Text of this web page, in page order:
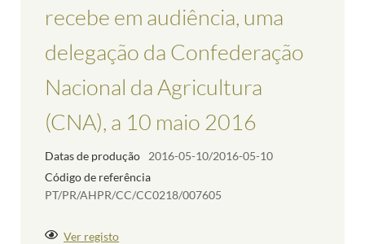
recebe em audiência, uma
delegação da Confederação
Nacional da Agricultura
(CNA), a 10 maio 2016
Datas de produção
2016-05-10/2016-05-10
Código de referência
PT/PR/AHPR/CC/CC0218/007605
Ver registo